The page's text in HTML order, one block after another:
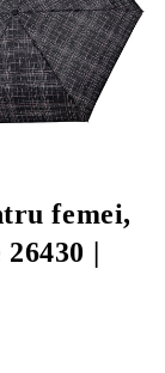
femei,
|